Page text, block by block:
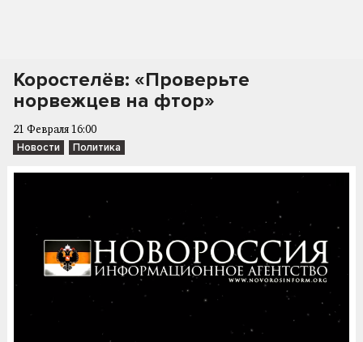
Коростелёв: «Проверьте
норвежцев на фтор»
21 Февраля 16:00
Новости Политика